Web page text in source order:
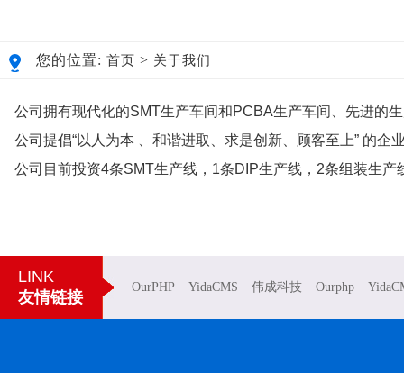
您的位置: 首页 > 关于我们
公司拥有现代化的SMT生产车间和PCBA生产车间、先进的
公司提倡“以人为本 、和谐进取、求是创新、顾客至上” 的企
公司目前投资4条SMT生产线，1条DIP生产线，2条组装生产
LINK
友情链接
OurPHP YidaCMS 伟成科技 Ourphp